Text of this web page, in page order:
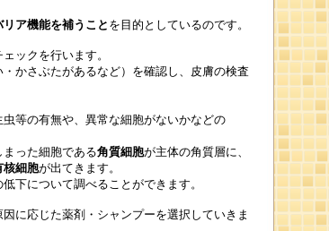
ア機能を補うこと を目的としているのです。
ックを行います。
かさぶたがあるなど）を確認し、皮膚の検査
等の有無や、異常な細胞がないかなどの
った細胞である角質細胞が主体の角質層に、
核細胞が出てきます。
下について調べることができます。
に応じた薬剤・シャンプーを選択していきま